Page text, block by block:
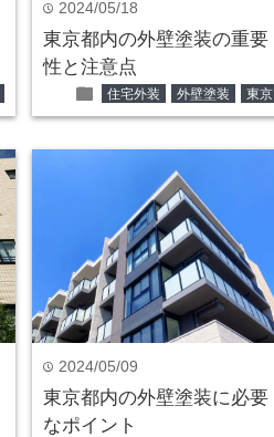
time 2024/05/18
東京都内の外壁塗装の重要
性と注意点
folder 住宅外装 外壁塗装 東京
time 2024/05/09
東京都内の外壁塗装に必要
なポイント